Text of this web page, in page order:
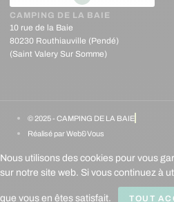
CAMPING DE LA BAIE
10 rue de la Baie
80230 Routhiauville (Pendé)
(Saint Valery Sur Somme)
© 2025 - CAMPING DE LA BAIE
Réalisé par Web&Vous
Nous utilisons des cookies pour vous
sur notre site web. Si vous continuez à
que vous en êtes satisfait. TOUT